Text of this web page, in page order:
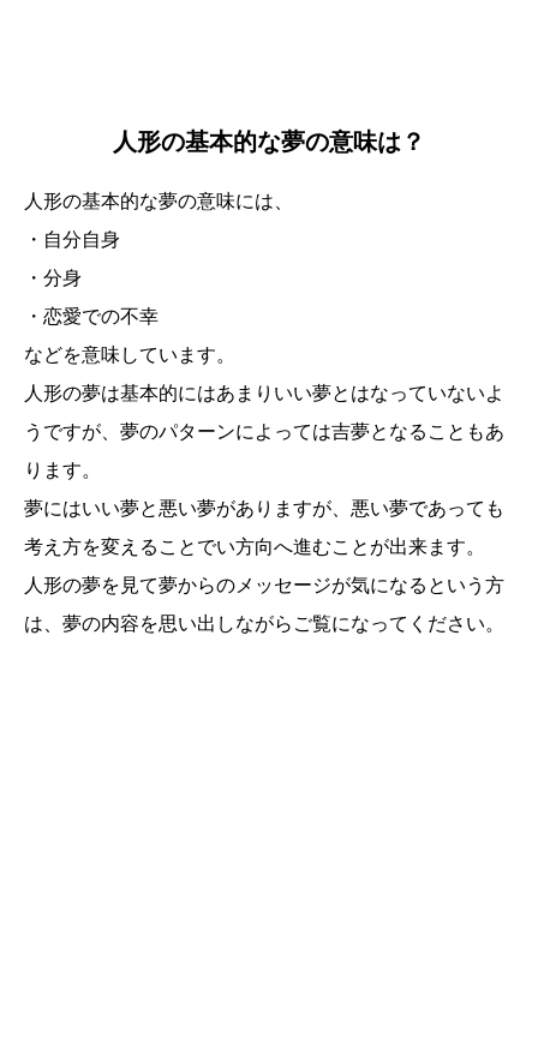
人形の基本的な夢の意味は？
人形の基本的な夢の意味には、
・自分自身
・分身
・恋愛での不幸
などを意味しています。
人形の夢は基本的にはあまりいい夢とはなっていないよ
うですが、夢のパターンによっては吉夢となることもあ
ります。
夢にはいい夢と悪い夢がありますが、悪い夢であっても
考え方を変えることでい方向へ進むことが出来ます。
人形の夢を見て夢からのメッセージが気になるという方
は、夢の内容を思い出しながらご覧になってください。